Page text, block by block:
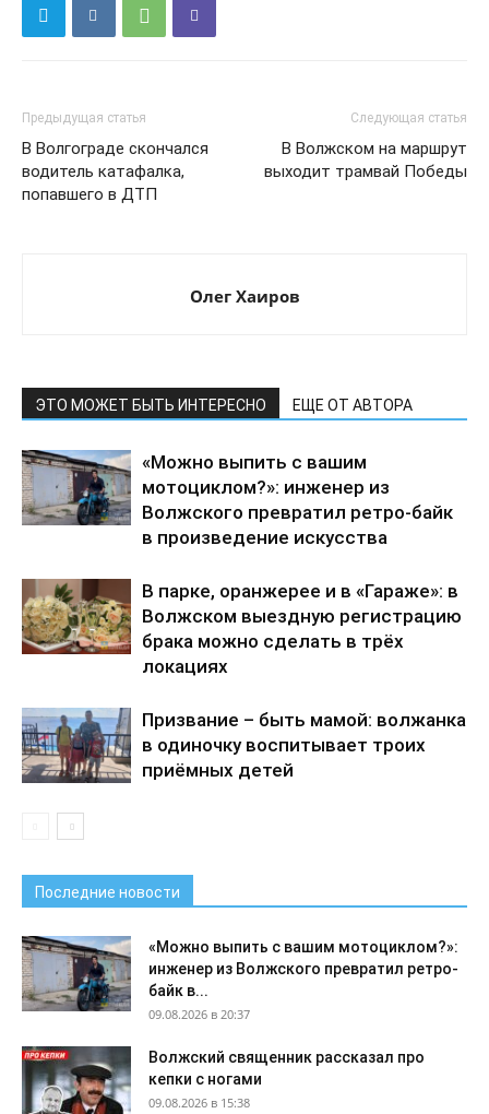
Предыдущая статья
В Волгограде скончался
водитель катафалка,
попавшего в ДТП
Следующая статья
В Волжском на маршрут
выходит трамвай Победы
Олег Хаиров
ЭТО МОЖЕТ БЫТЬ ИНТЕРЕСНО ЕЩЕ ОТ АВТОРА
«Можно выпить с вашим
мотоциклом?»: инженер из
Волжского превратил ретро-байк
в произведение искусства
В парке, оранжерее и в «Гараже»: в
Волжском выездную регистрацию
брака можно сделать в трёх
локациях
Призвание – быть мамой: волжанка
в одиночку воспитывает троих
приёмных детей
Последние новости
«Можно выпить с вашим мотоциклом?»:
инженер из Волжского превратил ретро-
байк в...
09.08.2026 в 20:37
Волжский священник рассказал про
кепки с ногами
09.08.2026 в 15:38